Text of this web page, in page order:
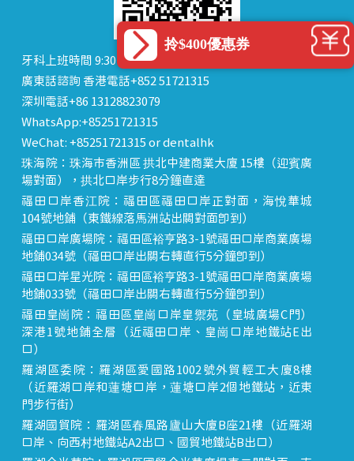
牙科上班時間 9:30～18:30（夜診及禮拜天請提前預約）
廣東話諮詢 香港電話+852 51721315
深圳電話+86 13128823079
WhatsApp:+85251721315
WeChat: +85251721315 or dentalhk
珠海院：珠海市香洲區 拱北中建商業大廈 15樓（迎賓廣
場對面），拱北口岸步行8分鐘直達
福田口岸香江院：福田區福田口岸正對面，海悅華城
104號地鋪（東鐵線落馬洲站出關對面即到）
福田口岸廣場院：福田區裕亨路3-1號福田口岸商業廣場
地鋪034號（福田口岸出關右轉直行5分鐘即到）
福田口岸星光院：福田區裕亨路3-1號福田口岸商業廣場
地鋪033號（福田口岸出關右轉直行5分鐘即到）
福田皇崗院：福田區皇崗口岸皇禦苑（皇城廣場C門）
深港1號地鋪全層（近福田口岸、皇崗口岸地鐵站E出
口）
羅湖區委院：羅湖區愛國路1002號外貿輕工大廈8樓
（近羅湖口岸和蓮塘口岸，蓮塘口岸2個地鐵站，近東
門步行街）
羅湖國貿院：羅湖區春風路廬山大廈B座21樓（近羅湖
口岸、向西村地鐵站A2出口、國貿地鐵站B出口）
拎$400優惠券